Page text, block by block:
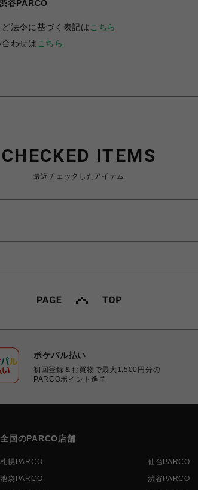
谷PARCO
法令に基づく表記は こちら
わせは こちら
CHECKED ITEMS
最近チェックしたアイテム
ポケパル払い
初回登録＆お買物で最大1,500円分の
PARCOポイント進呈
全国のPARCO店舗
札幌PARCO 仙台PARCO
池袋PARCO
渋谷PARCO